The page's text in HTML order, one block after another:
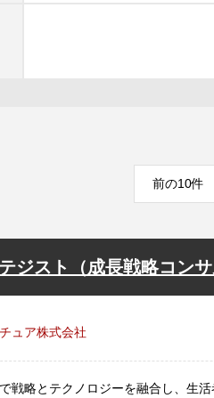
前の10件
ジスト（成長戦略コン
ュア株式会社
戦略とテクノロジーを融合し、生